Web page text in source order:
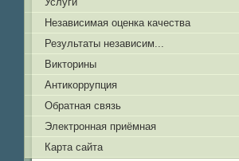
Независимая оценка качества
Результаты независим...
Викторины
Антикоррупция
Обратная связь
Электронная приёмная
Карта сайта